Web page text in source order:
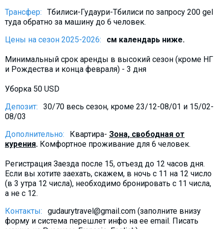
Трансфер:
Тбилиси-Гудаури-Тбилиси по запросу 200 gel
туда обратно за машину до 6 человек.
Цены на сезон 2025-2026:
см календарь ниже.
Минимальный срок аренды в высокий сезон (кроме НГ
и Рождества и конца февраля) - 3 дня
Уборка 50 USD
Депозит:
30/70 весь сезон, кроме 23/12-08/01 и 15/02-
08/03
Дополнительно:
Квартира- Зона, свободная от
курения. Комфортное проживание для 6 человек.
Регистрация Заезда после 15, отъезд до 12 часов дня.
Если вы хотите заехать, скажем, в ночь с 11 на 12 число
(в 3 утра 12 числа), необходимо бронировать с 11 числа,
а не с 12.
Контакты:
gudaurytravel@gmail.com (заполните внизу
форму и система перешлет инфо на ее email. Писать
Отчеты
Безопасность